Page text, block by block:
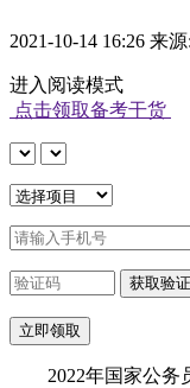
2021-10-14 16:26 来
进入阅读模式
点击领取备考干货
2022年国家公务